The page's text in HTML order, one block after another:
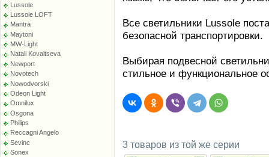
Lussole
Lussole LOFT
Mantra
Maytoni
MW-Light
Natali Kovaltseva
Newport
Novotech
Nowodvorski
Odeon Light
Omnilux
Osgona
Philips
Reccagni Angelo
Sevinc
Sonex
Все светильники Lussole
безопасной транспортировки.
Выбирая подвесной
стильное и функциональное
3 товаров из той же серии